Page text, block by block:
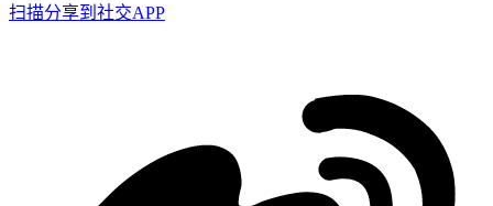
扫描分享到社交APP